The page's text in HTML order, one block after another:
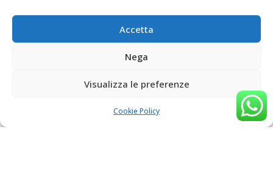
Accetta
Nega
Visualizza le preferenze
Cookie Policy